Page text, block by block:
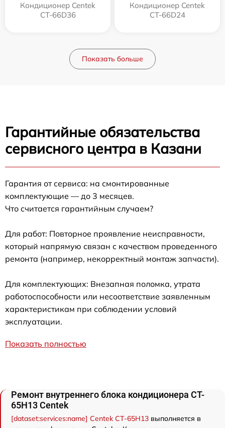
Кондиционер Centek
CT-66D36
Кондиционер Centek
CT-66D24
Показать больше
Гарантийные обязательства
сервисного центра в Казани
Гарантия от сервиса: на смонтированные
комплектующие — до 3 месяцев.
Что считается гарантийным случаем?
Для работ: Повторное проявление неисправности,
который напрямую связан с качеством проведенного
ремонта (например, некорректный монтаж запчасти).
Для комплектующих: Внезапная поломка, утрата
работоспособности или несоответствие заявленным
характеристикам при соблюдении условий
эксплуатации.
Показать полностью
Ремонт внутреннего блока кондиционера CT-
65H13 Centek
[dataset:services:name] Centek CT-65H13 выполняется в